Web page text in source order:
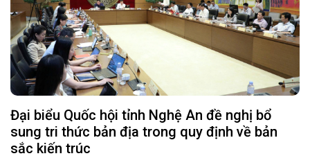
Đại biểu Quốc hội tỉnh Nghệ An đề nghị bổ
sung tri thức bản địa trong quy định về bản
sắc kiến trúc